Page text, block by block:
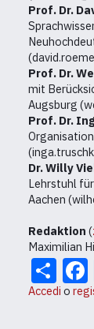
Prof. Dr.
Prof. Dr.
mit
Augsburg
Prof. Dr.
Dr. Willy
Lehrstuhl
Aachen
Redaktion (
Maximilian
Accedi o